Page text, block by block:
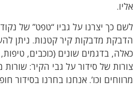
אליו.
לשם כך יצרנו על גביו “טפט” של
הדבקת מדבקות קיר קטנות. ניתן
כאלה, בדגמים שונים (כוכבים,
צורות של סידור על גבי הקיר: שורות
מרווחים וכו’. אנחנו בחרנו בסידור